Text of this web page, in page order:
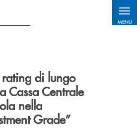
MENU
di lungo
Cassa Centrale
nella
Grade”